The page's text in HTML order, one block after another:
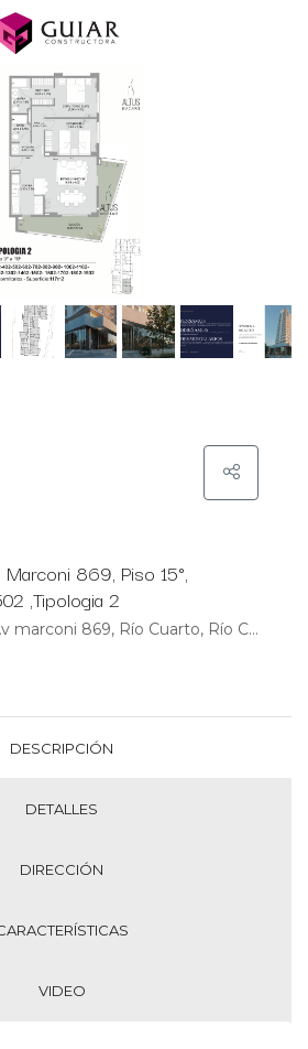
869, Piso 15°,
,Tipologia 2
869, Río Cuarto, Río Cuarto
DESCRIPCIÓN
DETALLES
DIRECCIÓN
VIDEO